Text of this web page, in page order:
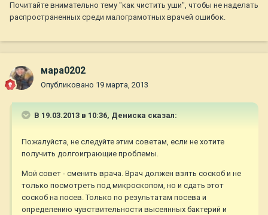
Почитайте внимательно тему "как чистить уши", чтобы не наделать
распространенных среди малограмотных врачей ошибок.
мара0202
Опубликовано 19 марта, 2013
В 19.03.2013 в 10:36, Дениска сказал:
Пожалуйста, не следуйте этим советам, если не хотите
получить долгоиграющие проблемы.
Мой совет - сменить врача. Врач должен взять соскоб и не
только посмотреть под микроскопом, но и сдать этот
соскоб на посев. Только по результатам посева и
определению чувствительности высеянных бактерий и